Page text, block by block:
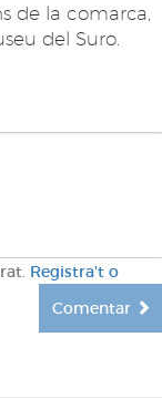
de la comarca,
del Suro.
Registra't o
Comentar